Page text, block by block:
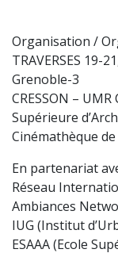
Organisation /
TRAVERSES 19-
Grenoble-3
CRESSON –
Supérieure
Cinémathèque
En partenariat
Réseau
Ambiances
IUG (Institut
ESAAA (Ecole